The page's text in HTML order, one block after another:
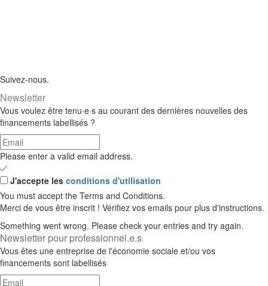
Suivez-nous.
Newsletter
Vous voulez être tenu·e·s au courant des dernières nouvelles des
financements labellisés ?
Please enter a valid email address.
J'accepte les conditions d'utilisation
You must accept the Terms and Conditions.
Merci de vous être inscrit ! Vérifiez vos emails pour plus d'instructions.
Something went wrong. Please check your entries and try again.
Newsletter pour professionnel.e.s
Vous êtes une entreprise de l'économie sociale et/ou vos
financements sont labellisés